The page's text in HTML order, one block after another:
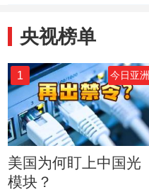
央视榜单
1 今日亚洲
美国为何盯上中国光
模块？